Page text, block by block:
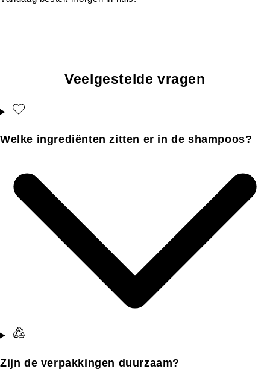
Veelgestelde vragen
Welke ingrediënten zitten er in de shampoos?
Zijn de verpakkingen duurzaam?